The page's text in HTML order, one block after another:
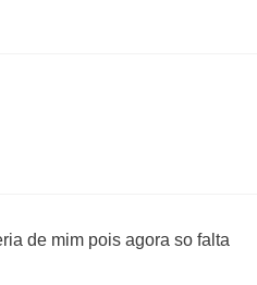
de mim pois agora so falta